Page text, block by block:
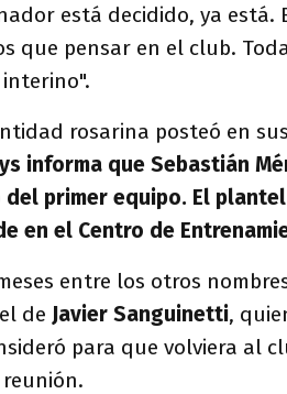
está decidido, ya está.
que pensar en el club.
rosarina posteó en
informa que Sebastián
primer equipo. El
en el Centro de
entre los otros
de Javier Sanguinetti,
para que volviera al